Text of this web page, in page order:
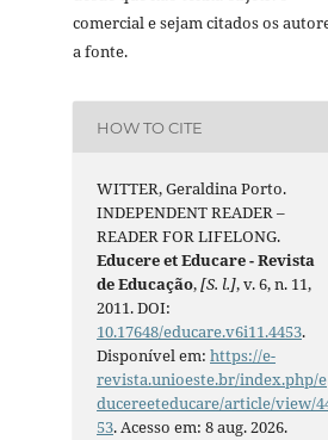
comercial e sejam citados os
a fonte.
HOW TO CITE
WITTER, Geraldina Porto.
INDEPENDENT READER –
READER FOR LIFELONG.
Educere et Educare - Revista
de Educação,[S. l.], v. 6, n. 11,
2011. DOI:
10.17648/educare.v6i11.4453.
Disponível em:https://e-
revista.unioeste.br/index.php/e
ducereeteducare/article/view/
53. Acesso em: 8 aug. 2026.